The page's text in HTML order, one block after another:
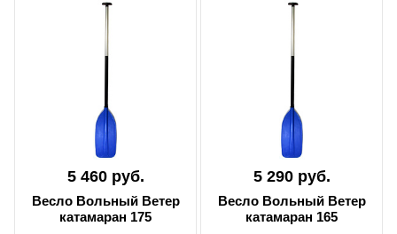
5 460 руб.
Весло Вольный Ветер
катамаран 175
5 290 руб.
Весло Вольный Ветер
катамаран 165